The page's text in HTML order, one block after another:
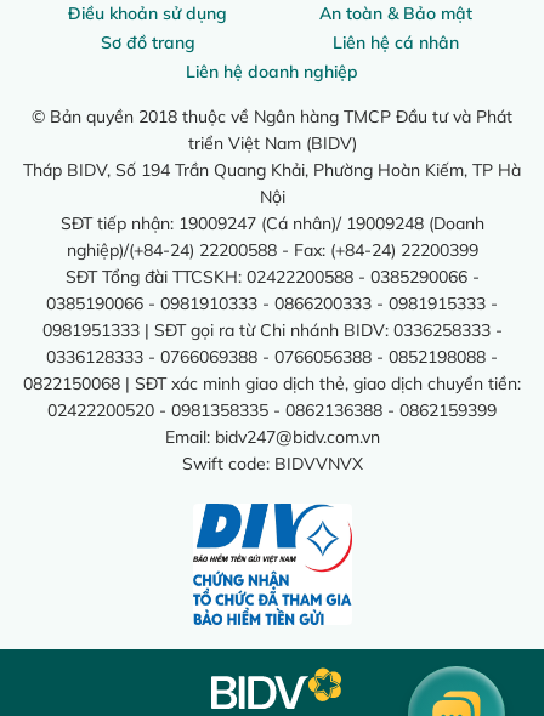
Điều khoản sử dụng
An toàn & Bảo mật
Sơ đồ trang
Liên hệ cá nhân
Liên hệ doanh nghiệp
© Bản quyền 2018 thuộc về Ngân hàng TMCP Đầu tư và Phát
triển Việt Nam (BIDV)
Tháp BIDV, Số 194 Trần Quang Khải, Phường Hoàn Kiếm, TP Hà
Nội
SĐT tiếp nhận: 19009247 (Cá nhân)/ 19009248 (Doanh
nghiệp)/(+84-24) 22200588 - Fax: (+84-24) 22200399
SĐT Tổng đài TTCSKH: 02422200588 - 0385290066 -
0385190066 - 0981910333 - 0866200333 - 0981915333 -
0981951333 | SĐT gọi ra từ Chi nhánh BIDV: 0336258333 -
0336128333 - 0766069388 - 0766056388 - 0852198088 -
0822150068 | SĐT xác minh giao dịch thẻ, giao dịch chuyển tiền:
02422200520 - 0981358335 - 0862136388 - 0862159399
Email: bidv247@bidv.com.vn
Swift code: BIDVVNVX